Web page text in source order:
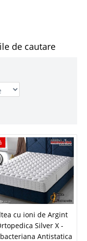
de cautare
si
Elegant de
cu ioni de Argint
Silver X -
Antistatica